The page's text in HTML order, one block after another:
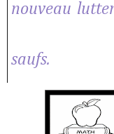
nouveau
saufs.